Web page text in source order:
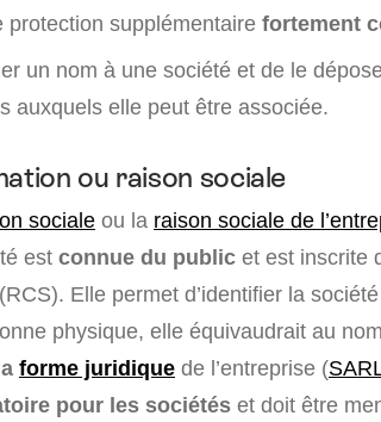
protection supplémentaire fortement
un nom à une société et de le
auxquels elle peut être associée.
ou raison sociale
sociale ou la raison sociale de
est connue du public et est inscrite
(RCS). Elle permet d’identifier la
physique, elle équivaudrait au
forme juridique de l’entreprise (
pour les sociétés et doit être